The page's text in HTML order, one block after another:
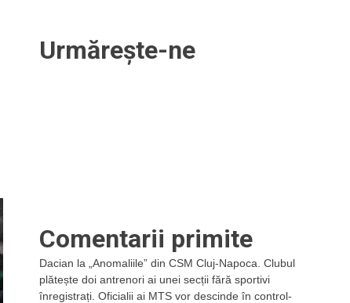
Urmărește-ne
Comentarii primite
Dacian la
„Anomaliile” din CSM Cluj-Napoca. Clubul
plătește doi antrenori ai unei secții fără sportivi
înregistrați. Oficialii ai MTS vor descinde în control-